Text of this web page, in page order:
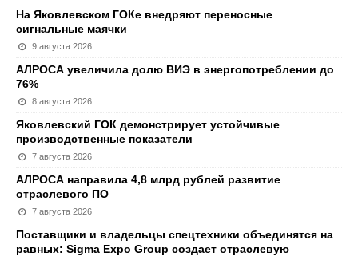
На Яковлевском ГОКе внедряют переносные
сигнальные маячки
9 августа 2026
АЛРОСА увеличила долю ВИЭ в энергопотреблении до
76%
8 августа 2026
Яковлевский ГОК демонстрирует устойчивые
производственные показатели
7 августа 2026
АЛРОСА направила 4,8 млрд рублей развитие
отраслевого ПО
7 августа 2026
Поставщики и владельцы спецтехники объединятся на
равных: Sigma Expo Group создает отраслевую